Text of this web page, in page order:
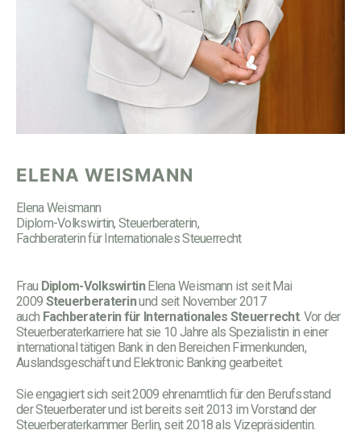
ELENA WEISMANN
Elena Weismann
Diplom-Volkswirtin, Steuerberaterin,
Fachberaterin für Internationales Steuerrecht
Frau Diplom-VolkswirtinElena Weismann ist seit Mai
2009 Steuerberaterinund seit November 2017
auch Fachberaterin für Internationales Steuerrecht. Vor der
Steuerberaterkarriere hat sie 10 Jahre als Spezialistin in einer
international tätigen Bank in den Bereichen Firmenkunden,
Auslandsgeschäft und Elektronic Banking gearbeitet.
Sie engagiert sich seit 2009 ehrenamtlich für den Berufsstand
der Steuerberater und ist bereits seit 2013 im Vorstand der
Steuerberaterkammer Berlin, seit 2018 als Vizepräsidentin.